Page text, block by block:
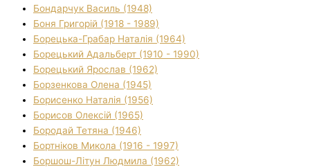
Бондарчук Василь (1948)
Боня Григорій (1918 - 1989)
Борецька-Грабар Наталія (1964)
Борецький Адальберт (1910 - 1990)
Борецький Ярослав (1962)
Борзенкова Олена (1945)
Борисенко Наталія (1956)
Борисов Олексій (1965)
Бородай Тетяна (1946)
Бортніков Микола (1916 - 1997)
Боршош-Літун Людмила (1962)